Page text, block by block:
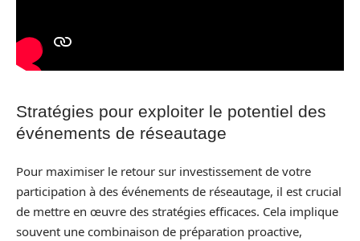
Stratégies pour exploiter le potentiel des
événements de réseautage
Pour maximiser le retour sur investissement de votre
participation à des événements de réseautage, il est crucial
de mettre en œuvre des stratégies efficaces. Cela implique
souvent une combinaison de préparation proactive,